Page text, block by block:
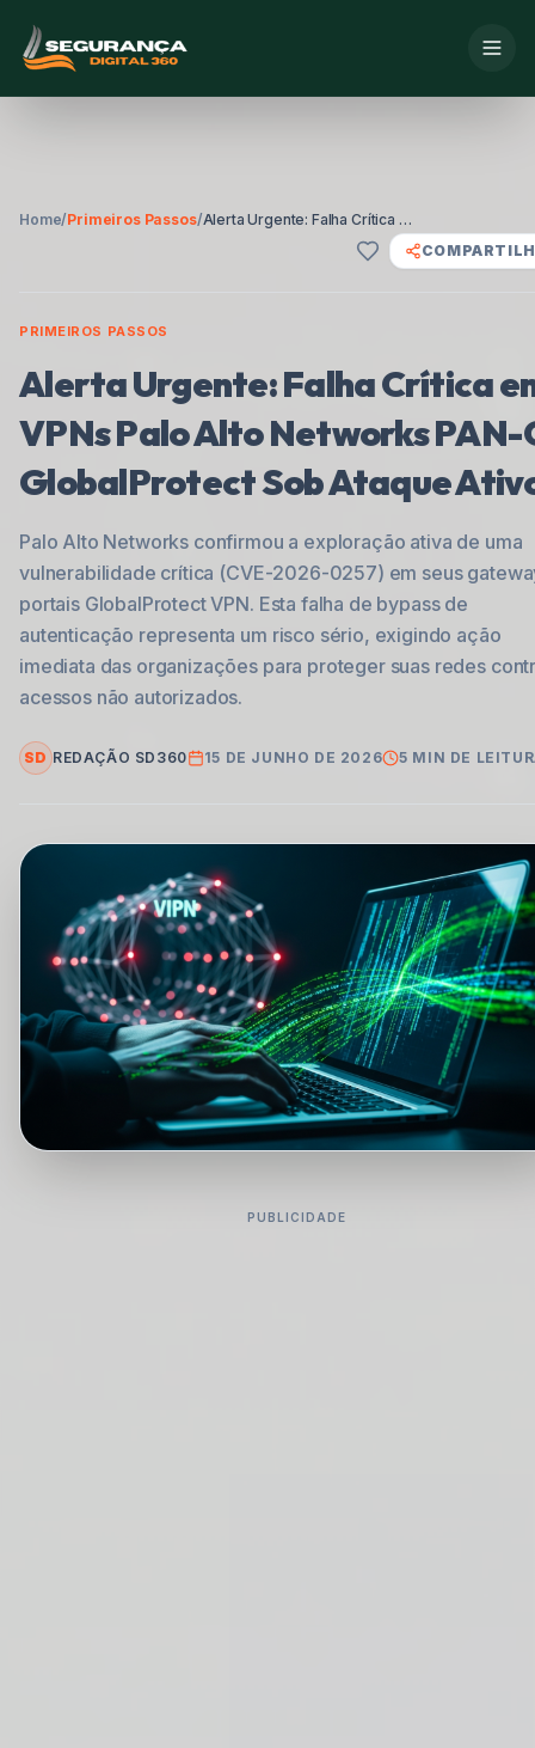
Home/Primeiros Passos/
Alerta Urgente: Falha Crítica em VPNs Palo Alto Networks PAN-OS GlobalProtect Sob Ataque Ativo
PRIMEIROS PASSOS
Alerta Urgente: Falha Crítica
VPNs Palo Alto Networks PAN-
GlobalProtect Sob Ataque
Palo Alto Networks confirmou a exploração ativa de uma
vulnerabilidade crítica (CVE-2026-0257) em seus
portais GlobalProtect VPN. Esta falha de bypass de
autenticação representa um risco sério, exigindo ação
imediata das organizações para proteger suas redes
acessos não autorizados.
SD REDAÇÃO SD360 15 DE JUNHO DE 2026 5 MIN DE
PUBLICIDADE